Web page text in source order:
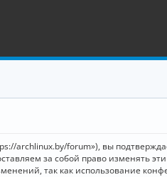
archlinux.by/forum»), вы
за собой право изменять
так как использование